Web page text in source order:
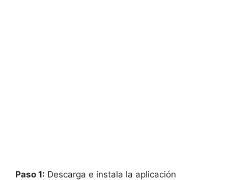
Paso 1: Descarga e instala la aplicación